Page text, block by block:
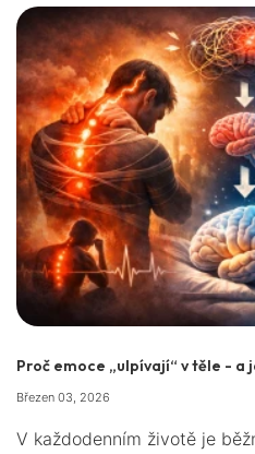
Proč emoce „ulpívají“ v těle - a
Březen 03, 2026
V každodenním životě je